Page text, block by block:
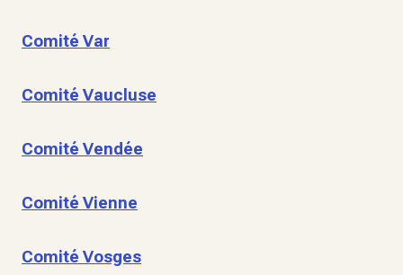
Comité Var
Comité Vaucluse
Comité Vendée
Comité Vienne
Comité Vosges